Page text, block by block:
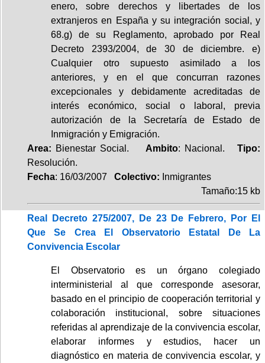
enero, sobre derechos y libertades de los
extranjeros en España y su integración social, y
68.g) de su Reglamento, aprobado por Real
Decreto 2393/2004, de 30 de diciembre. e)
Cualquier otro supuesto asimilado a los
anteriores, y en el que concurran razones
excepcionales y debidamente acreditadas de
interés económico, social o laboral, previa
autorización de la Secretaría de Estado de
Inmigración y Emigración.
Area: Bienestar Social. Ambito: Nacional. Tipo:
Resolución.
Fecha: 16/03/2007 Colectivo: Inmigrantes
Tamaño:15 kb
Real Decreto 275/2007, De 23 De Febrero, Por El
Que Se Crea El Observatorio Estatal De La
Convivencia Escolar
El Observatorio es un órgano colegiado
interministerial al que corresponde asesorar,
basado en el principio de cooperación territorial y
colaboración institucional, sobre situaciones
referidas al aprendizaje de la convivencia escolar,
elaborar informes y estudios, hacer un
diagnóstico en materia de convivencia escolar, y